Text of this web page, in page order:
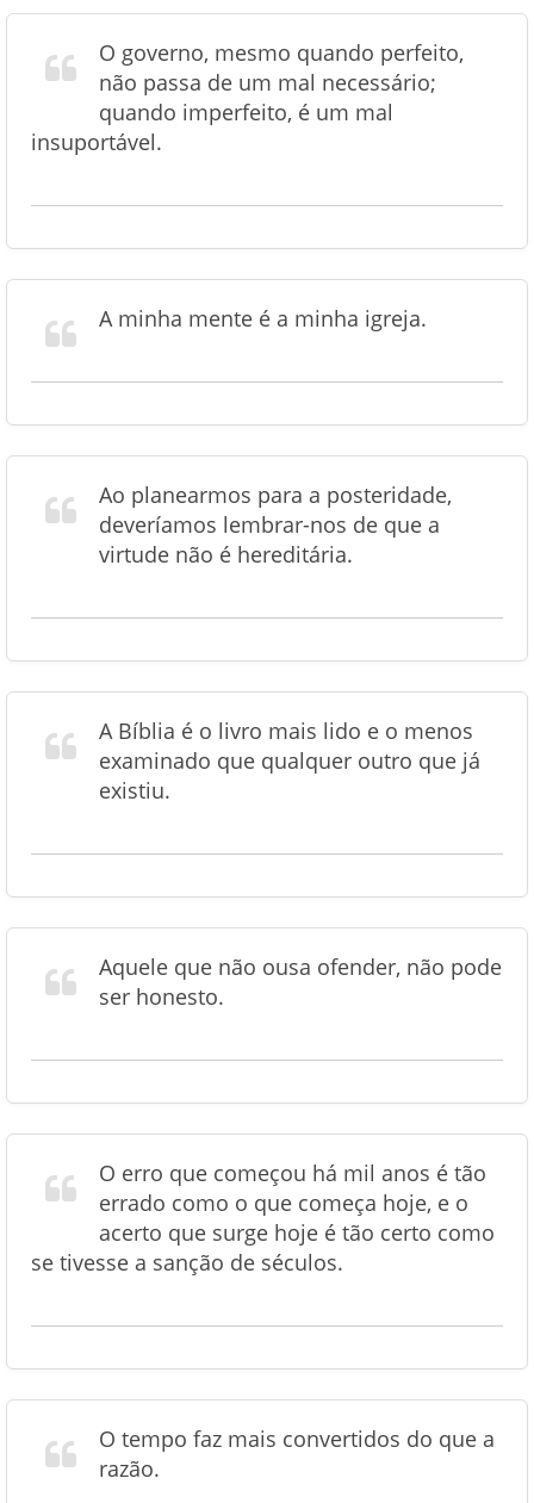
O governo, mesmo quando perfeito,
não passa de um mal necessário;
quando imperfeito, é um mal
insuportável.
A minha mente é a minha igreja.
Ao planearmos para a posteridade,
deveríamos lembrar-nos de que a
virtude não é hereditária.
A Bíblia é o livro mais lido e o menos
examinado que qualquer outro que já
existiu.
Aquele que não ousa ofender, não pode
ser honesto.
O erro que começou há mil anos é tão
errado como o que começa hoje, e o
acerto que surge hoje é tão certo como
se tivesse a sanção de séculos.
O tempo faz mais convertidos do que a
razão.